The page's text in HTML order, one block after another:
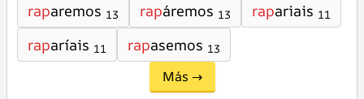
raparemos 13 rapáremos 13 rapariais 11
raparíais 11 rapasemos 13
Más →